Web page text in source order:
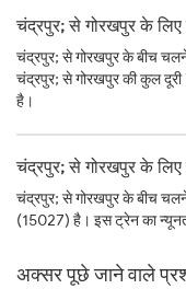
चंद्रपुर; से गोरखपुर के
चंद्रपुर; से गोरखपुर के बीच
चंद्रपुर; से गोरखपुर की कुल
है।
चंद्रपुर; से गोरखपुर के
चंद्रपुर; से गोरखपुर के बीच
(15027) है। इस ट्रेन का
अक्सर पूछे जाने वाले